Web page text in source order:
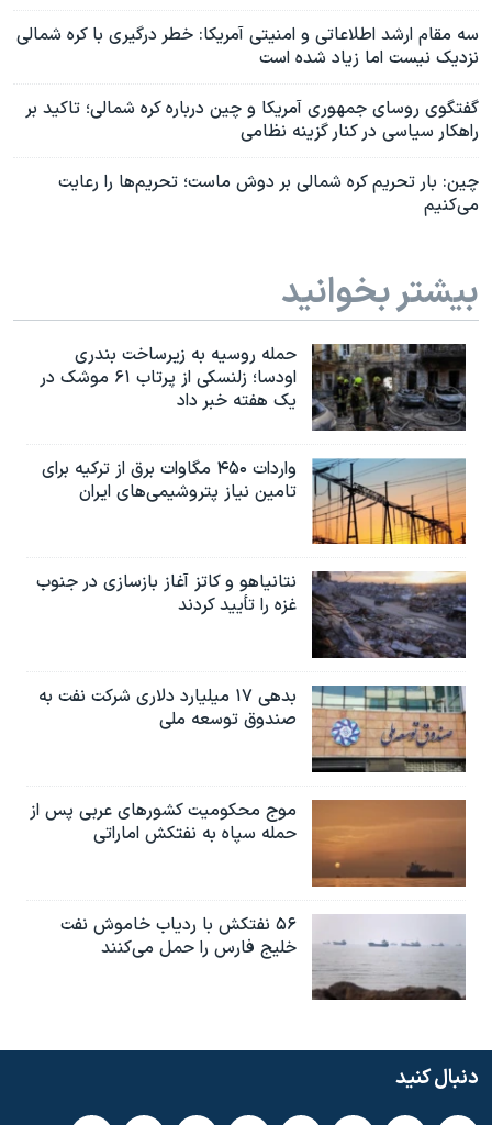
سه مقام ارشد اطلاعاتی و امنیتی آمریکا: خطر درگیری با کره شمالی
نزدیک نیست اما زیاد شده است
گفتگوی روسای جمهوری آمریکا و چین درباره کره شمالی؛ تاکید بر
راهکار سیاسی در کنار گزینه نظامی
چین: بار تحریم کره شمالی بر دوش ماست؛ تحریم‌ها را رعایت
می‌کنیم
بیشتر بخوانید
حمله روسیه به زیرساخت بندری
اودسا؛ زلنسکی از پرتاب ۶۱ موشک در
یک هفته خبر داد
واردات ۴۵۰ مگاوات برق از ترکیه برای
تامین نیاز پتروشیمی‌های ایران
نتانیاهو و کاتز آغاز بازسازی در جنوب
غزه را تأیید کردند
بدهی ۱۷ میلیارد دلاری شرکت نفت به
صندوق توسعه ملی
موج محکومیت کشورهای عربی پس از
حمله سپاه به نفتکش اماراتی
۵۶ نفتکش با ردیاب خاموش نفت
خلیج فارس را حمل می‌کنند
دنبال کنید